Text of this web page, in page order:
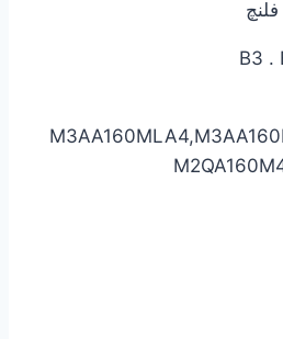
فلنچ
B3 .